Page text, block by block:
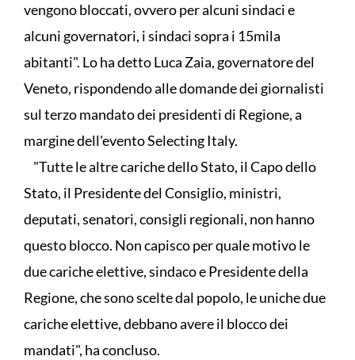
vengono bloccati, ovvero per alcuni sindaci e
alcuni governatori, i sindaci sopra i 15mila
abitanti". Lo ha detto Luca Zaia, governatore del
Veneto, rispondendo alle domande dei giornalisti
sul terzo mandato dei presidenti di Regione, a
margine dell'evento Selecting Italy.
"Tutte le altre cariche dello Stato, il Capo dello
Stato, il Presidente del Consiglio, ministri,
deputati, senatori, consigli regionali, non hanno
questo blocco. Non capisco per quale motivo le
due cariche elettive, sindaco e Presidente della
Regione, che sono scelte dal popolo, le uniche due
cariche elettive, debbano avere il blocco dei
mandati", ha concluso.